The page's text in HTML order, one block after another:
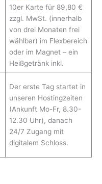
10er Karte für 89,80 €
zzgl. MwSt. (innerhalb
von drei Monaten frei
wählbar) im Flexbereich
oder im Magnet – ein
Heißgetränk inkl.
Der erste Tag startet in
unseren Hostingzeiten
(Ankunft Mo-Fr, 8.30-
12.30 Uhr), danach
24/7 Zugang mit
digitalem Schloss.